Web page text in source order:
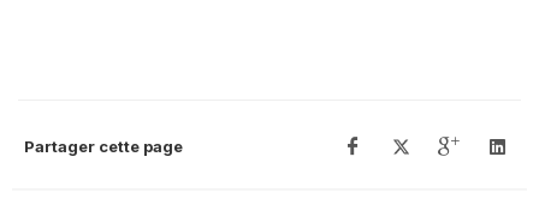
Partager cette page